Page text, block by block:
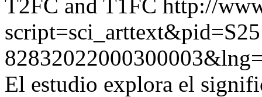
T2FC and T1FC http://
El estudio explora el